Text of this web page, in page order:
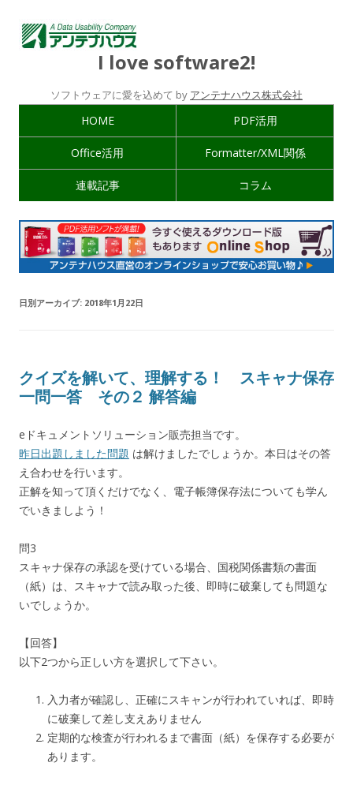
I love software2!
ソフトウェアに愛を込めて by アンテナハウス株式会社
HOME PDF活用
Office活用 Formatter/XML関係
連載記事 コラム
日別アーカイブ: 2018年1月22日
クイズを解いて、理解する！ スキャナ保存
一問一答 その２ 解答編
eドキュメントソリューション販売担当です。
昨日出題しました問題 は解けましたでしょうか。本日はその答
え合わせを行います。
正解を知って頂くだけでなく、電子帳簿保存法についても学ん
でいきましよう！
問3
スキャナ保存の承認を受けている場合、国税関係書類の書面
（紙）は、スキャナで読み取った後、即時に破棄しても問題な
いでしょうか。
【回答】
以下2つから正しい方を選択して下さい。
入力者が確認し、正確にスキャンが行われていれば、即時
に破棄して差し支えありません
定期的な検査が行われるまで書面（紙）を保存する必要が
あります。